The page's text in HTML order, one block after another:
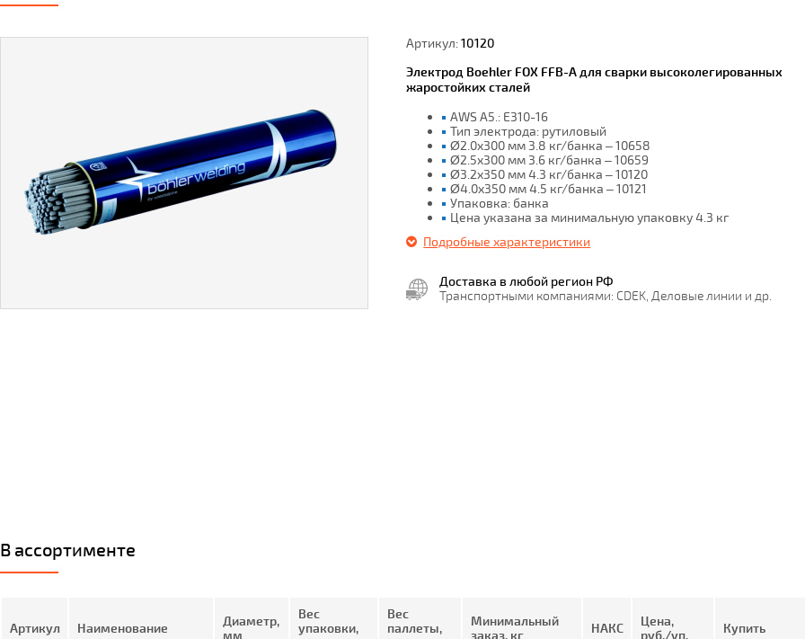
Артикул:10120
Электрод Boehler FOX FFB-A для сварки высоколегированных
жаростойких сталей
AWS A5.: E310-16
Тип электрода: рутиловый
Ø2.0x300 мм 3.8 кг/банка – 10658
Ø2.5x300 мм 3.6 кг/банка – 10659
Ø3.2x350 мм 4.3 кг/банка – 10120
Ø4.0x350 мм 4.5 кг/банка – 10121
Упаковка: банка
Цена указана за минимальную упаковку 4.3 кг
Подробные характеристики
Доставка в любой регион РФ
Транспортными компаниями: CDEK, Деловые линии и др.
В ассортименте
Артикул Наименование
Диаметр,
мм
Вес
упаковки,
Вес
паллеты,
Минимальный
заказ, кг
НАКС
Цена,
руб./уп.
Купить